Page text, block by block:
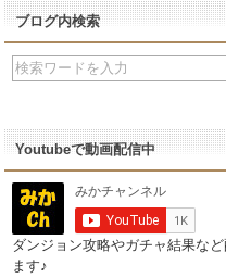
ブログ内検索
Youtubeで動画配信中
ダンジョン攻略やガチャ結果な
ます♪